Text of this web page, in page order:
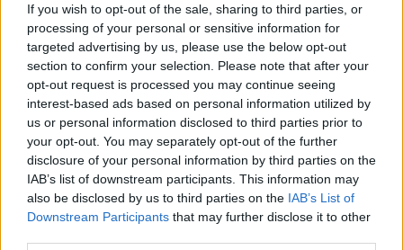
If you wish to opt-out of the sale, sharing to third parties, or
processing of your personal or sensitive information for
targeted advertising by us, please use the below opt-out
section to confirm your selection. Please note that after your
opt-out request is processed you may continue seeing
interest-based ads based on personal information utilized by
us or personal information disclosed to third parties prior to
your opt-out. You may separately opt-out of the further
disclosure of your personal information by third parties on the
IAB’s list of downstream participants. This information may
also be disclosed by us to third parties on the IAB’s List of
Downstream Participants that may further disclose it to other
©Kapsels.net
Zie ook: Hoe het kleurenwiel gebruiken